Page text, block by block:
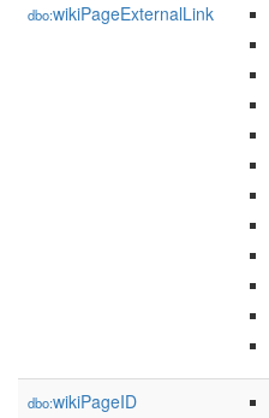
dbo:wikiPageExternalLink
dbo:wikiPageID